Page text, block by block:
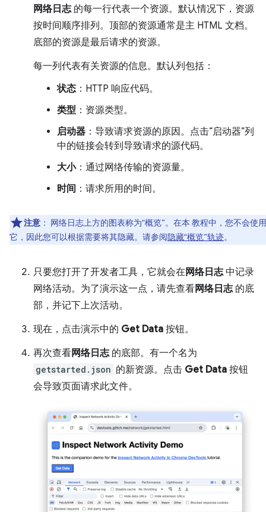
网络日志的每一行代表一个资源。默认情况下，资源
按时间顺序排列。顶部的资源通常是主 HTML 文档。
底部的资源是最后请求的资源。
每一列代表有关资源的信息。默认列包括：
状态 ：HTTP 响应代码。
类型 ：资源类型。
启动器 ：导致请求资源的原因。点击“启动器”列
中的链接会转到导致请求的源代码。
大小：通过网络传输的资源量。
时间 ：请求所用的时间。
注意 ： 网络日志上方的图表称为“概览”。在本 教程中，您不会使用
它，因此您可以根据需要将其隐藏。请参阅隐藏“概览”轨迹。
只要您打开了开发者工具，它就会在网络日志中记录
网络活动。为了演示这一点，请先查看网络日志的底
部，并记下上次活动。
现在，点击演示中的 Get Data 按钮。
再次查看网络日志的底部。有一个名为
getstarted.json 的新资源。点击 Get Data 按钮
会导致页面请求此文件。